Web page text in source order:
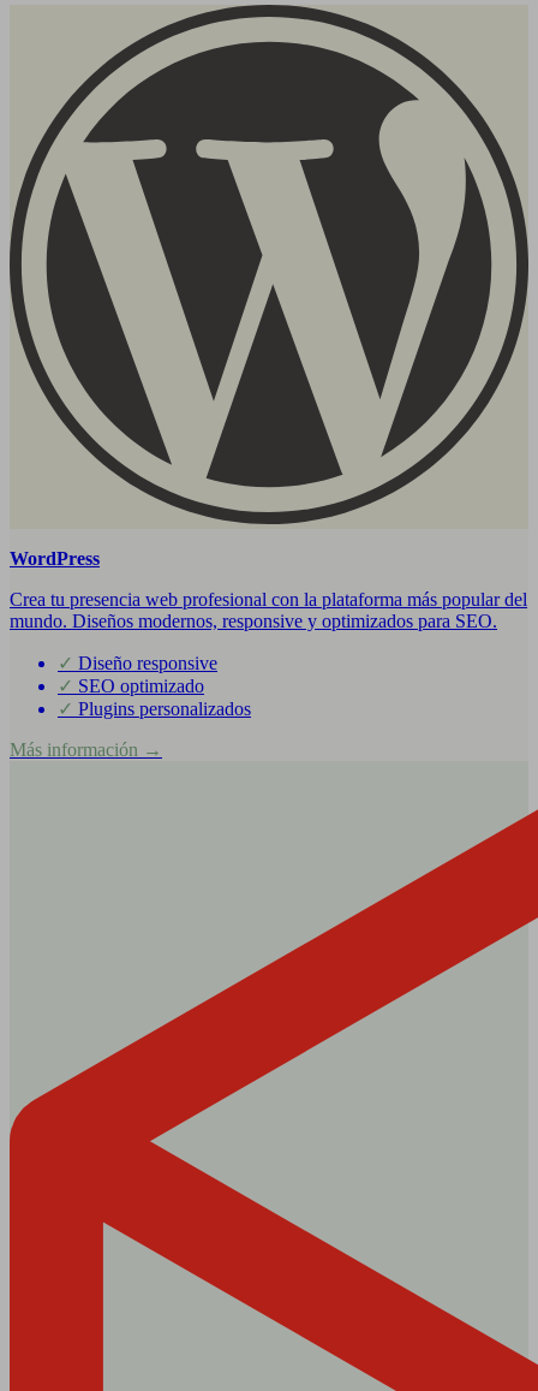
WordPress
Crea tu presencia web profesional con la plataforma más popular del
mundo. Diseños modernos, responsive y optimizados para SEO.
✓ Diseño responsive
✓ SEO optimizado
✓ Plugins personalizados
Más información →